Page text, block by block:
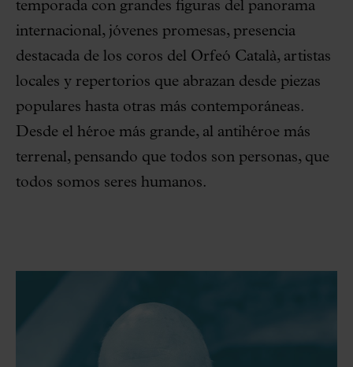
temporada con grandes figuras del panorama
internacional, jóvenes promesas, presencia
destacada de los coros del Orfeó Català, artistas
locales y repertorios que abrazan desde piezas
populares hasta otras más contemporáneas.
Desde el héroe más grande, al antihéroe más
terrenal, pensando que todos son personas, que
todos somos seres humanos.